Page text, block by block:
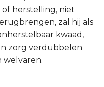
herstelling, niet
zal hij als
kwaad,
zorg verdubbelen
welvaren.